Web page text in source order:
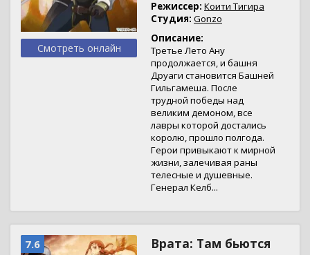
Смотреть онлайн
Режиссер: Коити Тигира
Студия: Gonzo
Описание:
Третье Лето Ану
продолжается, и башня
Друаги становится Башней
Гильгамеша. После
трудной победы над
великим демоном, все
лавры которой достались
королю, прошло полгода.
Герои привыкают к мирной
жизни, залечивая раны
телесные и душевные.
Генерал Келб...
7.6
Врата: Там бьются